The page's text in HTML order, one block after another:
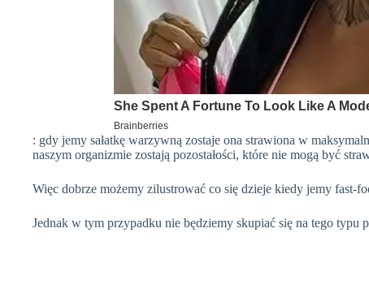
: gdy jemy sałatkę warzywną zostaje ona strawiona w
naszym organizmie zostają pozostałości, które nie mogą być
Więc dobrze możemy zilustrować co się dzieje kiedy jemy fast-
Jednak w tym przypadku nie będziemy skupiać się na tego typu